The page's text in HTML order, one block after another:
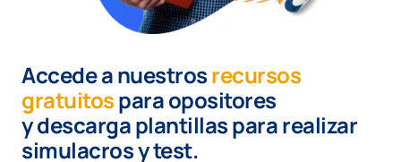
Accede a nuestrosrecursos
gratuitospara opositores
ydescarga plantillas para realizar
simulacros y test.